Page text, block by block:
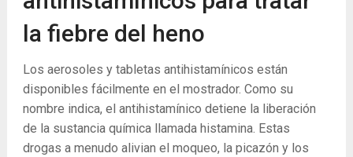
la fiebre del heno
Los aerosoles y tabletas antihistamínicos están
disponibles fácilmente en el mostrador. Como su
nombre indica, el antihistamínico detiene la liberación
de la sustancia química llamada histamina. Estas
drogas a menudo alivian el moqueo, la picazón y los